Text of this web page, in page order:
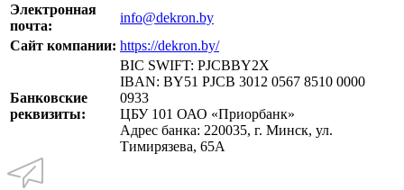
Электронная
почта:
info@dekron.by
Сайт компании: https://dekron.by/
Банковские
реквизиты:
BIC SWIFT: PJCBBY2X
IBAN: BY51 PJCB 3012 0567 8510 0000
0933
ЦБУ 101 ОАО «Приорбанк»
Адрес банка: 220035, г. Минск, ул.
Тимирязева, 65А